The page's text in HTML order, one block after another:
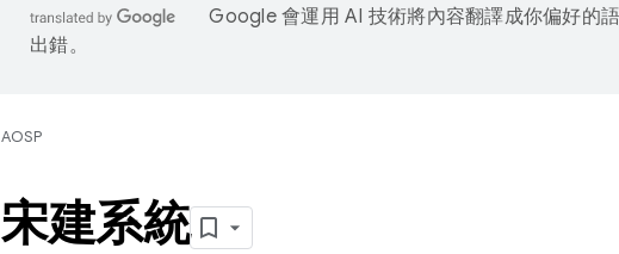
Google 會運用 AI 技術將內容翻譯成你偏好的
出錯。
AOSP
宋建系統